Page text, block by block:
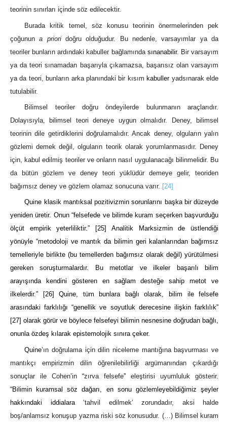
teorinin sınırları içinde söz edilecektir.
Burada kritik temel, söz konusu teorinin önermelerinden pek
çoğununa prioridoğru olduğudur. Bu nedenle, varsayımlar ya da
teoriler bunların ardındaki kabuller bağlamında sınanabilir. Bir varsayım
ya da teori sınamadan başarıyla çıkamazsa, başarısız olan varsayım
ya da teori, bunların arka planındaki bir kısımkabulleryadsınarak elde
tutulabilir.
Bilimsel teoriler doğru öndeyilerde bulunmanın araçlarıdır.
Dolayısıyla, bilimsel teori deneye uygun olmalıdır. Deney, bilimsel
teorinin dile getirdiklerini doğrulamalıdır. Ancak deney, olguların yalın
gözlemi demek değil, olguların teorik olarak yorumlanmasıdır. Deney
için, kabul edilmiş teoriler ve onların nasıl uygulanacağı bilinmelidir. Bu
da bütün gözlem ve deney teori yüklüdür demeye gelir, teoriden
bağımsız deney ve gözlem olamaz sonucuna varır. [24]
Quine klasik mantıksal pozitivizmin sorunlarını başka bir düzeyde
yeniden üretir. Onun “felsefede ve bilimde kuram seçerken başvurduğu
ölçüt empirik yeterliliktir.”
[25]
Analitik Marksizmin de üstlendiği
yönüyle “metodoloji ve mantık da bilimin geri kalanlarından bağımsız
temelleriyle birlikte (bu temellerden bağımsız olarak değil) yürütülmesi
gereken soruşturmalardır. Bu metotlar ve ilkeler başarılı bilim
arayışında kendini gösteren en sağlam desteğe sahip metot ve
ilkelerdir.”
[26]
Quine, tüm bunlara bağlı olarak, bilim ile felsefe
arasındaki farklılığı “genellik ve soyutluk derecesine ilişkin farklılık”
[27] olarak görür ve böylece felsefeyi bilimin nesnesine doğrudan bağlı,
onunla özdeş kılarak epistemolojik sınıra çeker.
Quine’ın doğrulama için dilin niceleme mantığına başvurması ve
mantıkçı empirizmin dilin öğrenilebilirliği argümanından çıkardığı
sonuçlar ile Cohen’in“zırva felsefe” eleştirisi uyumluluk gösterir.
“Bilimin kuramsal söz dağarı, en sonu gözlemleyebildiğimiz şeyler
hakkındaki iddialara‘tahvil edilmek’ zorundadır, aksi halde
boş/anlamsız konuşup yazma riski söz konusudur. (…) Bilimsel kuram